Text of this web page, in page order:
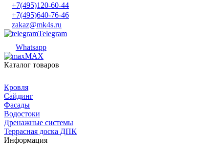
+7(495)120-60-44
+7(495)640-76-46
zakaz@mk4s.ru
Telegram
Whatsapp
MAX
Каталог товаров
Кровля
Сайдинг
Фасады
Водостоки
Дренажные системы
Террасная доска ДПК
Информация